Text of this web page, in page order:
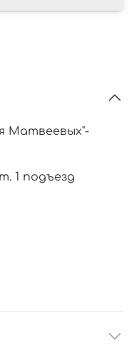
Матвеевых"-
1 подъезд